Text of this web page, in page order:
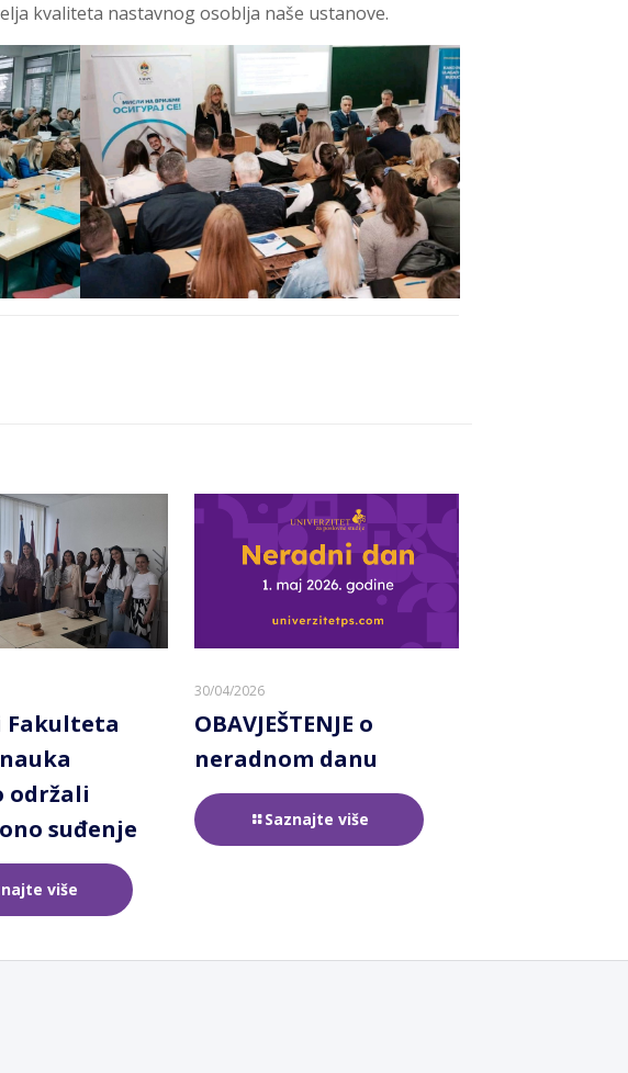
kvaliteta nastavnog osoblja naše ustanove.
Fakulteta
održali
suđenje
više
30/04/2026
OBAVJEŠTENJE o
neradnom danu
Saznajte više